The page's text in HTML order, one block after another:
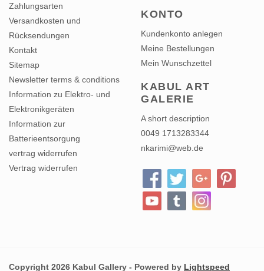
Zahlungsarten
Versandkosten und
Rücksendungen
Kontakt
Sitemap
Newsletter terms & conditions
Information zu Elektro- und
Elektronikgeräten
Information zur
Batterieentsorgung
vertrag widerrufen
Vertrag widerrufen
KONTO
Kundenkonto anlegen
Meine Bestellungen
Mein Wunschzettel
KABUL ART
GALERIE
A short description
0049 1713283344
nkarimi@web.de
Copyright 2026 Kabul Gallery - Powered by Lightspeed